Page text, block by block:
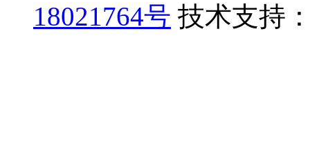
18021764号 技术支持